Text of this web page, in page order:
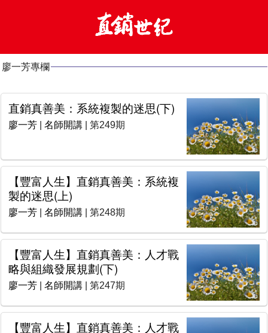
廖一芳專欄
直銷真善美：系統複製的迷思(下)
廖一芳 名師開講 | 第249期
【豐富人生】直銷真善美：系統複
製的迷思(上)
廖一芳 名師開講 | 第248期
【豐富人生】直銷真善美：人才戰
略與組織發展規劃(下)
廖一芳 名師開講 | 第247期
【豐富人生】直銷真善美：人才戰